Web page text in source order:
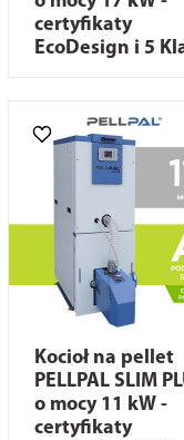
certyfikaty
EcoDesign i 5
Kocioł na pellet
PELLPAL SLIM
o mocy 11 kW -
certyfikaty